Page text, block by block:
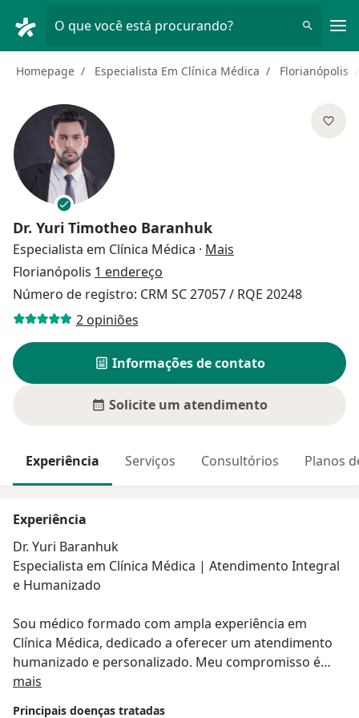
O que você está procurando?
Homepage Especialista Em Clínica Médica Florianópolis
Dr. Yuri Timotheo Baranhuk
Especialista em Clínica Médica · Mais
Florianópolis 1 endereço
Número de registro: CRM SC 27057 / RQE 20248
2 opiniões
Informações de contato
Solicite um atendimento
Experiência Serviços Consultórios Planos
Experiência
Dr. Yuri Baranhuk
Especialista em Clínica Médica | Atendimento Integral
e Humanizado
Sou médico formado com ampla experiência em
Clínica Médica, dedicado a oferecer um atendimento
humanizado e personalizado. Meu compromisso é
compreender as necessidades de cada paciente,
mais
Principais doenças tratadas